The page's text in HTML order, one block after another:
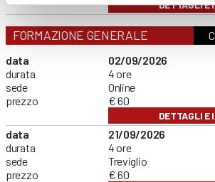
DETTAGLI E
FORMAZIONE GENERALE
data
durata
sede
prezzo
02/09/2026
4 ore
Online
€ 60
DETTAGLI E
data
durata
sede
prezzo
21/09/2026
4 ore
Treviglio
€ 60